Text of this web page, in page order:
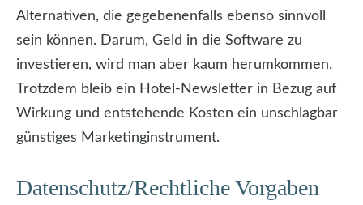
Alternativen, die gegebenenfalls ebenso sinnvoll
sein können. Darum, Geld in die Software zu
investieren, wird man aber kaum herumkommen.
Trotzdem bleib ein Hotel-Newsletter in Bezug auf
Wirkung und entstehende Kosten ein unschlagbar
günstiges Marketinginstrument.
Datenschutz/Rechtliche Vorgaben